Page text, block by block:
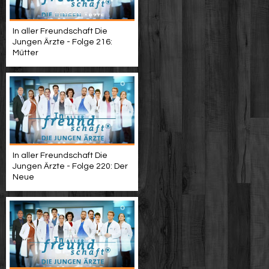
In aller Freundschaft Die
Jungen Ärzte - Folge 216:
Mütter
In aller Freundschaft Die
Jungen Ärzte - Folge 220: Der
Neue